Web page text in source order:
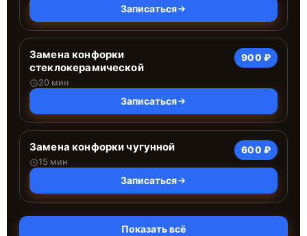
Записаться
Замена конфорки
стеклокерамической
20 мин
900 ₽
Записаться
Замена конфорки чугунной
15 мин
600 ₽
Записаться
Показать всё